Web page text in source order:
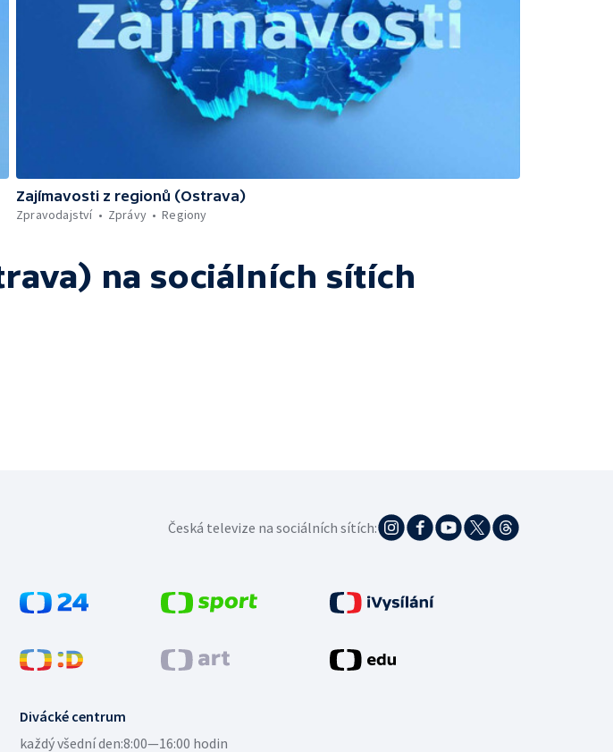
Zajímavosti z regionů (Ostrava)
Zpravodajství
Zprávy Regiony
na sociálních sítích
Divácké centrum
každý všední den:8:00—16:00 hodin
Česká televize na sociálních sítích: